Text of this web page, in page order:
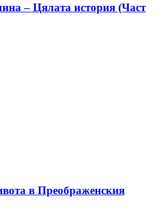
– Цялата история (Част
в Преображенския